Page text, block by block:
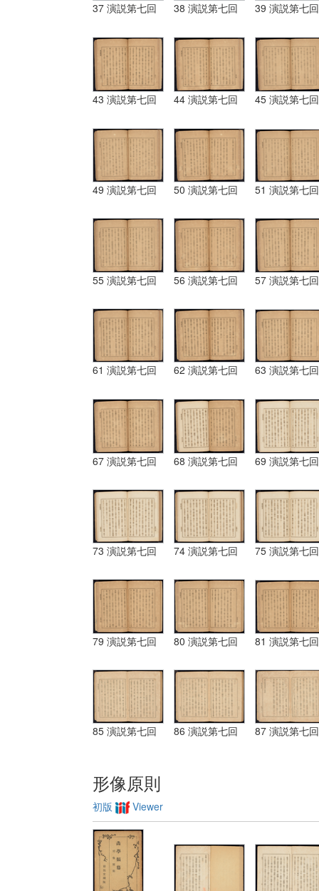
37 演説第七回 38 演説第七回 39 演説第七回
43 演説第七回 44 演説第七回 45 演説第七回
49 演説第七回 50 演説第七回 51 演説第七回
55 演説第七回 56 演説第七回 57 演説第七回
61 演説第七回 62 演説第七回 63 演説第七回
67 演説第七回 68 演説第七回 69 演説第七回
73 演説第七回 74 演説第七回 75 演説第七回
79 演説第七回 80 演説第七回 81 演説第七回
85 演説第七回 86 演説第七回 87 演説第七回
形像原則
初版 Viewer